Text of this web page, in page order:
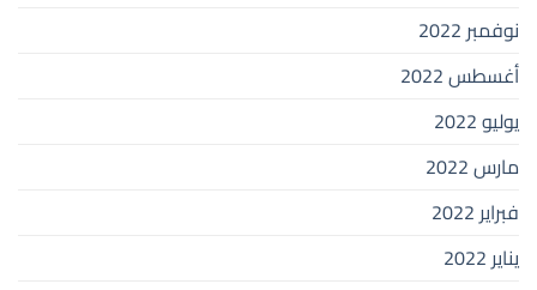
نوفمبر 2022
أغسطس 2022
يوليو 2022
مارس 2022
فبراير 2022
يناير 2022